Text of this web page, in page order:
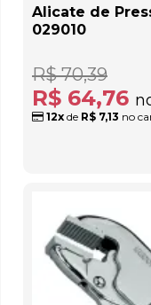
Alicate de
029010
R$ 64,76
R$ 70,39
12x de R$ 7,13 no